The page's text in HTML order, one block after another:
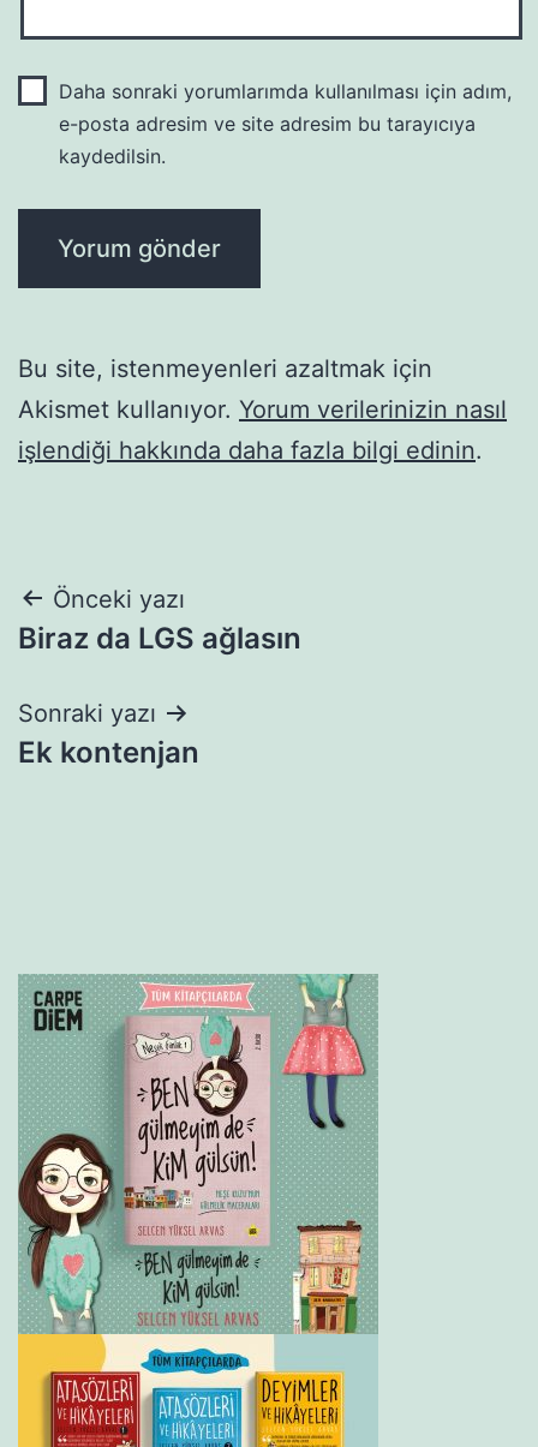
Daha sonraki yorumlarımda kullanılması için adım,
e-posta adresim ve site adresim bu tarayıcıya
kaydedilsin.
Bu site, istenmeyenleri azaltmak için
Akismet kullanıyor. Yorum verilerinizin nasıl
işlendiği hakkında daha fazla bilgi edinin.
Yazı
gezinmesi
Önceki yazı
Biraz da LGS ağlasın
Sonraki yazı
Ek kontenjan